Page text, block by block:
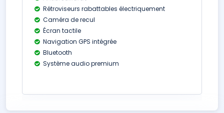
Rétroviseurs rabattables électriquement
Caméra de recul
Écran tactile
Navigation GPS intégrée
Bluetooth
Système audio premium